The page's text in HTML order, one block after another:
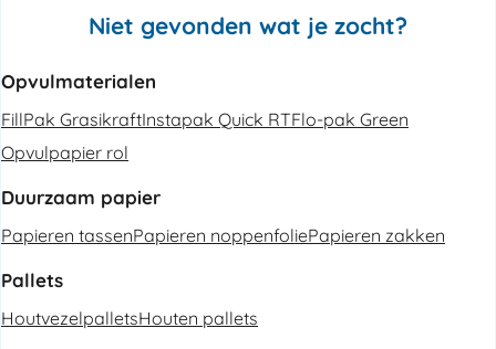
Niet gevonden wat je zocht?
Opvulmaterialen
FillPak GrasikraftInstapak Quick RTFlo-pak Green
Opvulpapier rol
Duurzaam papier
Papieren tassenPapieren noppenfoliePapieren zakken
Pallets
HoutvezelpalletsHouten pallets